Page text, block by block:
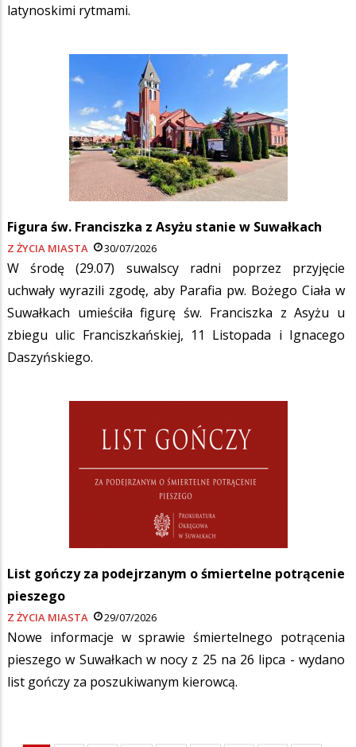
latynoskimi rytmami.
Figura św. Franciszka z Asyżu stanie w Suwałkach
Z ŻYCIA MIASTA 30/07/2026
W środę (29.07) suwalscy radni poprzez przyjęcie
uchwały wyrazili zgodę, aby Parafia pw. Bożego Ciała w
Suwałkach umieściła figurę św. Franciszka z Asyżu u
zbiegu ulic Franciszkańskiej, 11 Listopada i Ignacego
Daszyńskiego.
List gończy za podejrzanym o śmiertelne potrącenie
pieszego
Z ŻYCIA MIASTA 29/07/2026
Nowe informacje w sprawie śmiertelnego potrącenia
pieszego w Suwałkach w nocy z 25 na 26 lipca - wydano
list gończy za poszukiwanym kierowcą.